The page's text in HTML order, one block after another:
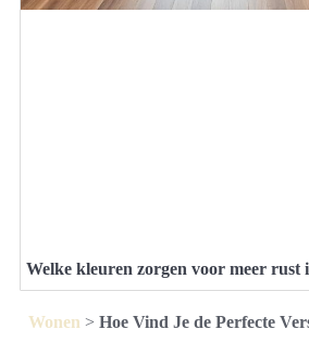
Welke kleuren zorgen voor meer rust
Wonen > Hoe Vind Je de Perfecte